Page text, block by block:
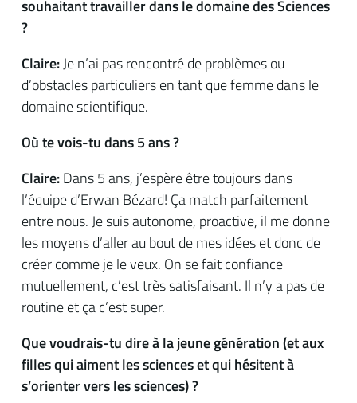
souhaitant travailler dans le domaine des Sciences
?
Claire:Je n’ai pas rencontré de problèmes ou
d’obstacles particuliers en tant que femme dans le
domaine scientifique.
Où te vois-tu dans 5 ans ?
Claire:Dans 5 ans, j’espère être toujours dans
l’équipe d’Erwan Bézard! Ça match parfaitement
entre nous. Je suis autonome, proactive, il me donne
les moyens d’aller au bout de mes idées et donc de
créer comme je le veux. On se fait confiance
mutuellement, c’est très satisfaisant. Il n’y a pas de
routine et ça c’est super.
Que voudrais-tu dire à la jeune génération (et aux
filles qui aiment les sciences et qui hésitent à
s’orienter vers les sciences) ?